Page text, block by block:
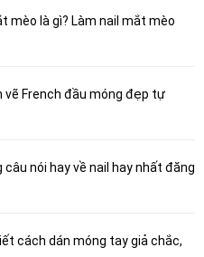
mèo là gì? Làm nail mắt mèo
vẽ French đầu móng đẹp tự
câu nói hay về nail hay nhất đăng
cách dán móng tay giả chắc,